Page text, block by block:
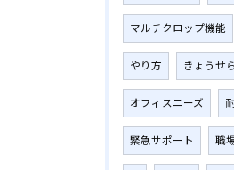
マルチクロップ機能
やり方 きょうせら
オフィスニーズ
緊急サポート 職